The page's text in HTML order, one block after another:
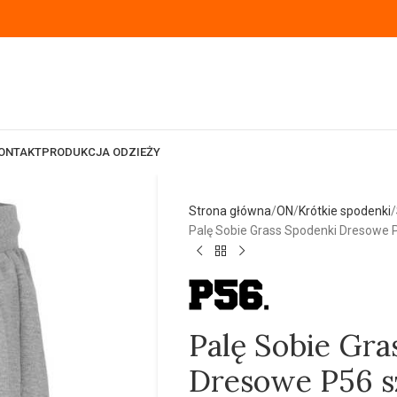
PRODUKCJA ODZIEŻY
Strona główna ON Krótkie spodenki
Palę Sobie Grass Spodenki Dresowe
Palę Sobie
Dresowe P56